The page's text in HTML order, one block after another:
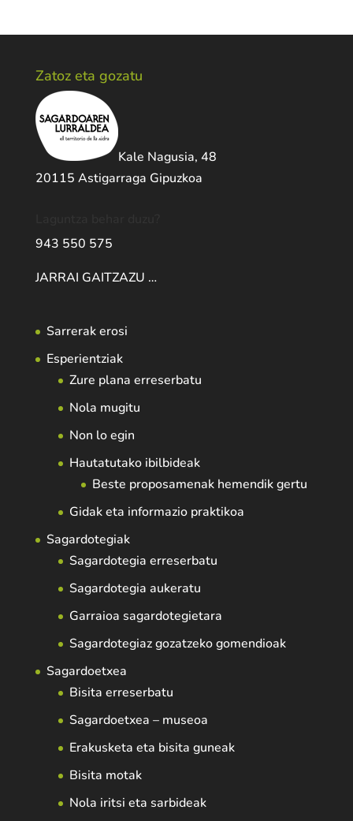
Zatoz eta gozatu
Kale Nagusia, 48
20115 Astigarraga Gipuzkoa
943 550 575
JARRAI GAITZAZU …
Sarrerak erosi
Esperientziak
Zure plana erreserbatu
Nola mugitu
Non lo egin
Hautatutako ibilbideak
Beste proposamenak hemendik gertu
Gidak eta informazio praktikoa
Sagardotegiak
Sagardotegia erreserbatu
Sagardotegia aukeratu
Garraioa sagardotegietara
Sagardotegiaz gozatzeko gomendioak
Sagardoetxea
Bisita erreserbatu
Sagardoetxea – museoa
Erakusketa eta bisita guneak
Bisita motak
Nola iritsi eta sarbideak